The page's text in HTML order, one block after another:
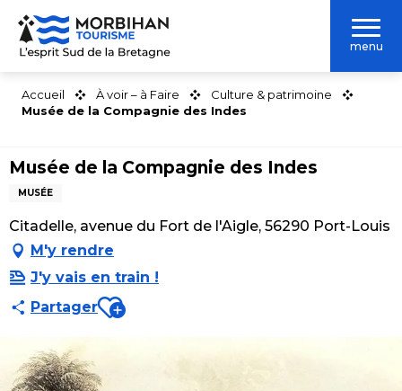
Aller
contenu
menu
Accueil À voir – à Faire
Culture & patrimoine
Musée de la Compagnie des Indes
Musée de la Compagnie des Indes
MUSÉE
Citadelle, avenue du Fort de l'Aigle, 56290 Port-Louis
M'y rendre
J'y vais en train !
PartagerAjouter aux favoris